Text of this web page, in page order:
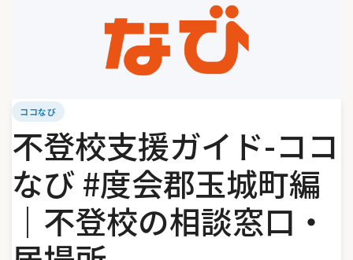
ココなび
不登校支援ガイド-ココ
なび #度会郡玉城町編
｜不登校の相談窓口・